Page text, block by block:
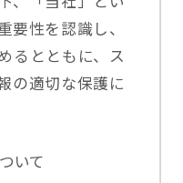
要性を認識し、
るとともに、ス
の適切な保護に
いて